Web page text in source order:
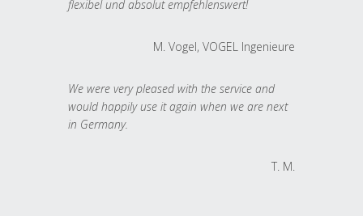
flexibel und absolut empfehlenswert!
M. Vogel, VOGEL Ingenieure
We were very pleased with the service and
would happily use it again when we are next
in Germany.
T. M.